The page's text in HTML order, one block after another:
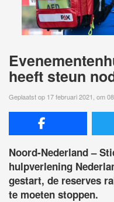
heeft steun
Geplaatst op 17 februari 2021, om
Noord-Nederland –
hulpverlening
gestart, de reserves
te moeten stoppen.